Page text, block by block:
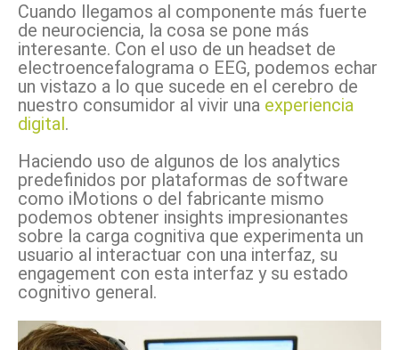
Cuando llegamos al componente más fuerte
de neurociencia, la cosa se pone más
interesante. Con el uso de un headset de
electroencefalograma o EEG, podemos echar
un vistazo a lo que sucede en el cerebro de
nuestro consumidor al vivir una experiencia
digital.
Haciendo uso de algunos de los analytics
predefinidos por plataformas de software
como iMotions o del fabricante mismo
podemos obtener insights impresionantes
sobre la carga cognitiva que experimenta un
usuario al interactuar con una interfaz, su
engagement con esta interfaz y su estado
cognitivo general.